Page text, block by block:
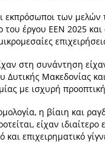
εκπρόσωποι των
έργου ΕΕΝ 2025 και
στη συνάντηση
Δυτικής Μακεδονίας
με ισχυρή
η βίαιη και
είχαν
επιχειρηματικό